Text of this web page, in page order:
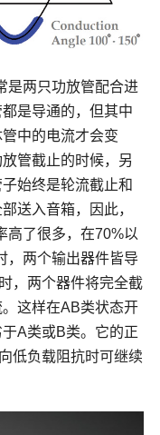
是两只功放管配合进
是导通的，但其中
中的电流才会变
管截止的时候，另
始终是轮流截止和
送入音箱，因此，
高了很多，在70%以
，两个输出器件皆导
，两个器件将完全截
这样在AB类状态开
A类或B类。它的正
低负载阻抗时可继续